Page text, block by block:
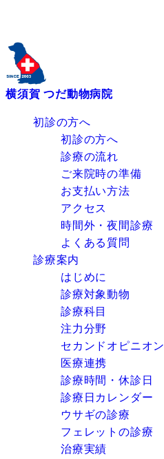
横須賀 つだ動物病院
初診の方へ
初診の方へ
診療の流れ
ご来院時の準備
お支払い方法
アクセス
時間外・夜間診療
よくある質問
診療案内
はじめに
診療対象動物
診療科目
注力分野
セカンドオピニオン
医療連携
診療時間・休診日
診療日カレンダー
ウサギの診療
フェレットの診療
治療実績